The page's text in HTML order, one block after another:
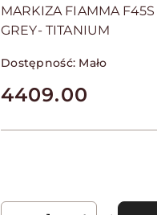
MARKIZA FIAMMA
GREY- TITANIUM
Dostępność: Mało
cena:
4409.00
Ilość